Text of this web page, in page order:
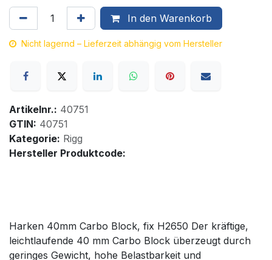
In den Warenkorb
Nicht lagernd – Lieferzeit abhängig vom Hersteller
Artikelnr.: 40751
GTIN: 40751
Kategorie: Rigg
Hersteller Produktcode:
Harken 40mm Carbo Block, fix H2650 Der kräftige,
leichtlaufende 40 mm Carbo Block überzeugt durch
geringes Gewicht, hohe Belastbarkeit und